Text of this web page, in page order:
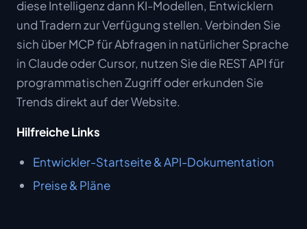
diese Intelligenz dann KI-Modellen, Entwicklern
und Tradern zur Verfügung stellen. Verbinden Sie
sich über MCP für Abfragen in natürlicher Sprache
in Claude oder Cursor, nutzen Sie die REST API für
programmatischen Zugriff oder erkunden Sie
Trends direkt auf der Website.
Hilfreiche Links
Entwickler-Startseite & API-Dokumentation
Preise & Pläne